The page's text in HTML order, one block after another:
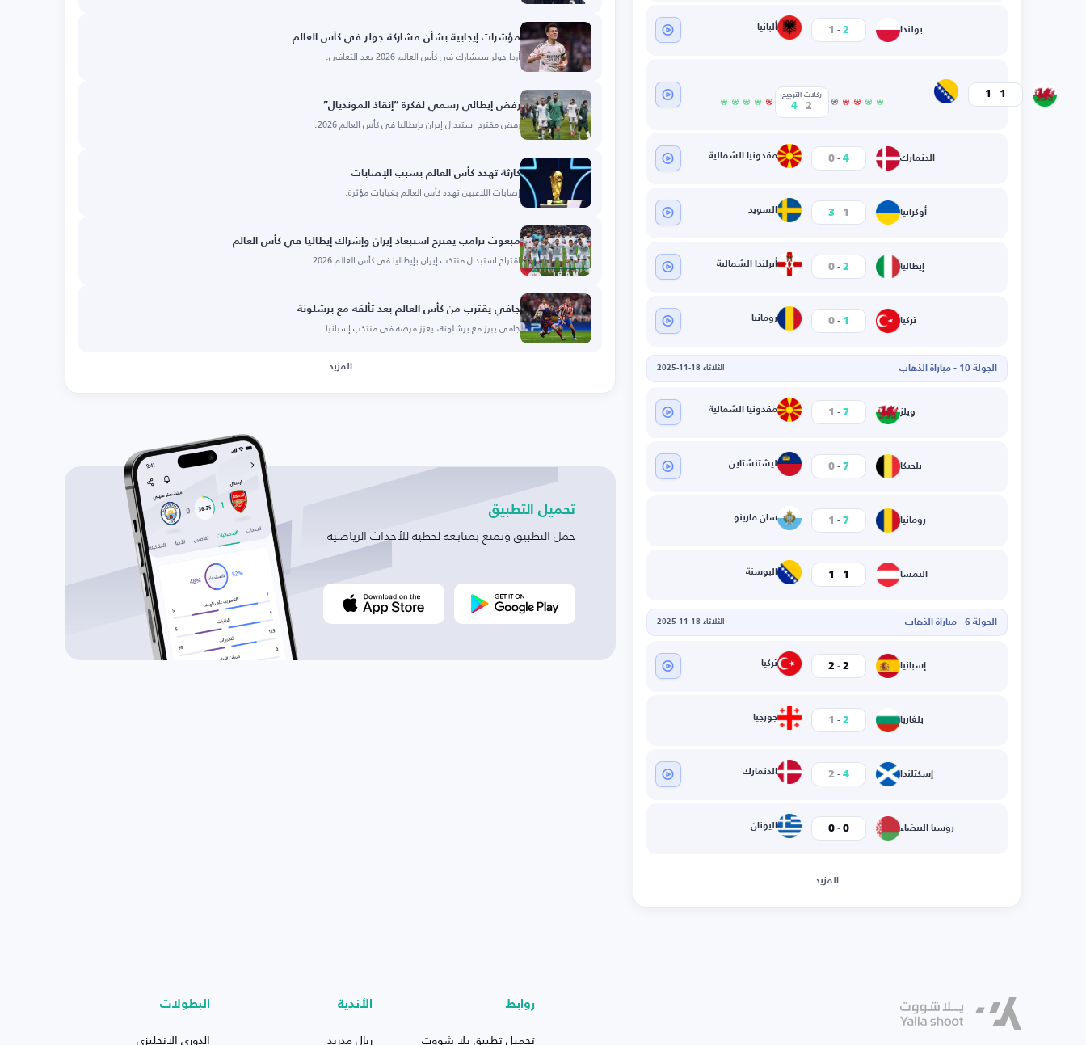
بولندا 2
-
1 ألبانيا
ويلز 1
-
1 ركلات الترجيح
2
-
4
الدنمارك 4
-
0 مقدونيا الشمالية
أوكرانيا 1
-
3 السويد
إيطاليا 2
-
0 أيرلندا الشمالية
تركيا 1
-
0 رومانيا
الجولة 10 - مباراة الذهاب الثلاثاء 18-11-2025
ويلز 7
-
1 مقدونيا الشمالية
بلجيكا 7
-
0 ليشتنشتاين
رومانيا 7
-
1 سان مارينو
النمسا 1
-
1 البوسنة
الجولة 6 - مباراة الذهاب الثلاثاء 18-11-2025
إسبانيا 2
-
2 تركيا
بلغاريا 2
-
1 جورجيا
إسكتلندا 4
-
2 الدنمارك
روسيا البيضاء 0
-
0 اليونان
المزيد
مؤشرات إيجابية بشأن مشاركة جولر في كأس العالم
أردا جولر سيشارك في كأس العالم 2026 بعد التعافي.
رفض إيطالي رسمي لفكرة “إنقاذ المونديال”
رفض مقترح استبدال إيران بإيطاليا في كأس العالم 2026.
كارثة تهدد كأس العالم بسبب الإصابات
إصابات اللاعبين تهدد كأس العالم بغيابات مؤثرة.
مبعوث ترامب يقترح استبعاد إيران وإشراك إيطاليا في كأس العالم
اقتراح استبدال منتخب إيران بإيطاليا في كأس العالم 2026.
جافي يقترب من كأس العالم بعد تألقه مع برشلونة
جافي يبرز مع برشلونة، يعزز فرصه في منتخب إسبانيا.
المزيد
تحميل التطبيق
حمل التطبيق وتمتع بمتابعة لحظية للأحداث الرياضية
روابط
تحميل تطبيق يلا شووت
الأندية
ريال مدريد
البطولات
الدوري الإنجليزي